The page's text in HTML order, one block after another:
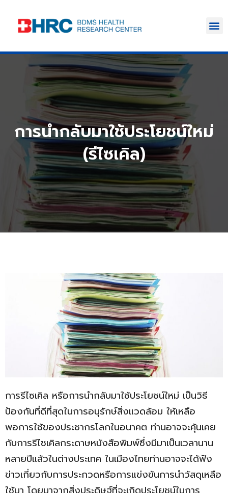
การนำกลับมาใช้ประโยชน์ใหม่
(รีไซเคิล)
การรีไซเคิล หรือการนำกลับมาใช้ประโยชน์ใหม่ เป็นวิธี
ป้องกันที่ดีที่สุดในการอนุรักษ์สิ่งแวดล้อม ให้เหลือ
พอการใช้ของประชากรโลกในอนาคต ท่านอาจจะคุ้นเคย
กับการรีไซเคิลกระดาษหนังสือพิมพ์ซึ่งมีมาเป็นเวลานาน
หลายปีแล้วในต่างประเทศ ในเมืองไทยท่านอาจจะได้ฟัง
ข่าวเกี่ยวกับการประกวดหรือการแข่งขันการนำวัสดุเหลือ